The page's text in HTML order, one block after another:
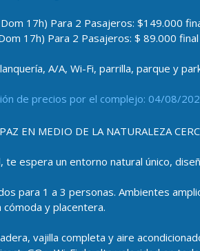
17h) Para 2 Pasajeros: $149.000
17h) Para 2 Pasajeros: $ 89.000 final
A/A, Wi-Fi, parrilla, parque y
de precios por el complejo: 04/08/
EN MEDIO DE LA NATURALEZA
te espera un entorno natural único,
para 1 a 3 personas. Ambientes
y placentera.
vajilla completa y aire